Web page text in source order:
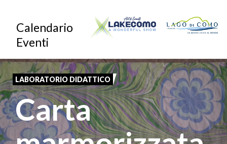
contenuto
principale
Calendario
Eventi
LABORATORIO DIDATTICO
Carta